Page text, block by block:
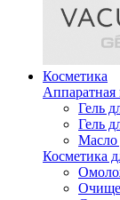
Косметика
Аппаратная
Гель
Гель
Масло
Косметика